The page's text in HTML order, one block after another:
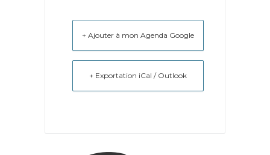
+ Ajouter à mon Agenda Google
+ Exportation iCal / Outlook